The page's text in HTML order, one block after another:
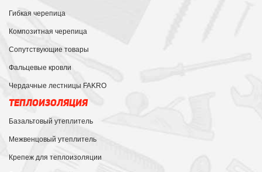
Гибкая черепица
Композитная черепица
Сопутствующие товары
Фальцевые кровли
Чердачные лестницы FAKRO
ТЕПЛОИЗОЛЯЦИЯ
Базальтовый утеплитель
Межвенцовый утеплитель
Крепеж для теплоизоляции